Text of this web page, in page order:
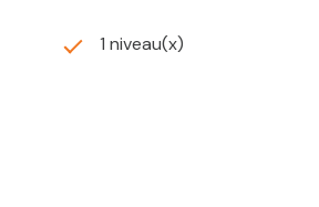
1 niveau(x)